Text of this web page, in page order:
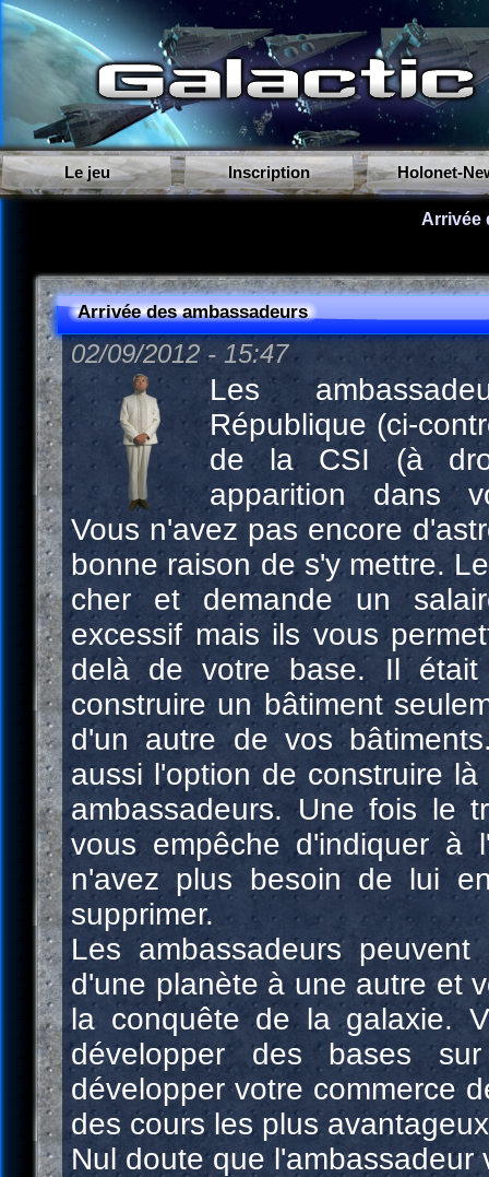
Le jeu Inscription Holonet-
Arrivée
Arrivée des ambassadeurs
02/09/2012 - 15:47
Les
République (ci-
de la CSI (à
apparition dans
Vous n'avez pas encore
bonne raison de s'y mettre.
cher et demande un
excessif mais ils vous
delà de votre base. Il était
construire un bâtiment
d'un autre de vos
aussi l'option de construire
ambassadeurs. Une fois le
vous empêche d'indiquer à
n'avez plus besoin de lui
supprimer.
Les ambassadeurs
d'une planète à une autre et
la conquête de la galaxie.
développer des bases
développer votre commerce
des cours les plus
Nul doute que l'ambassadeur